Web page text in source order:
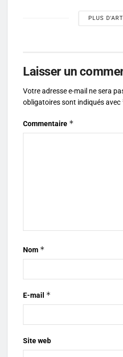
PLUS
Laisser un
Votre adresse e-mail ne sera
obligatoires sont indiqués avec
Commentaire *
Nom *
E-mail *
Site web